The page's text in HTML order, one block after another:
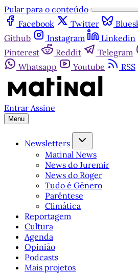
Pular para o conteúdo
Facebook
Twitter
Github
Instagram Linkedin
Pinterest
Reddit Telegram
Whatsapp
Youtube RSS
Entrar Assine
Menu
Newsletters
Matinal News
News do Juremir
News do Roger
Tudo é Gênero
Parêntese
Climática
Reportagem
Cultura
Agenda
Opinião
Podcasts
Mais projetos